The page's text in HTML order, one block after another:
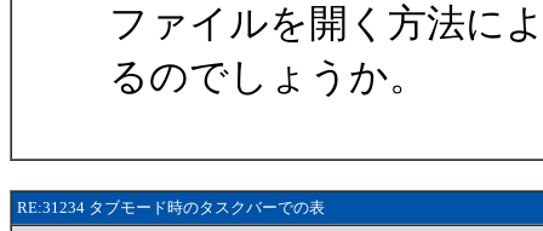
ファイルを開く方法に
るのでしょうか。
RE:31234 タブモード時のタスクバーでの表